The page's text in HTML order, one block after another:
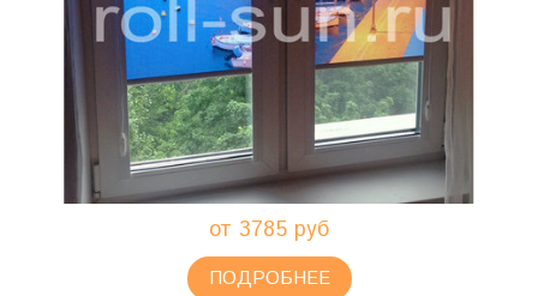
от 3785 руб
ПОДРОБНЕЕ